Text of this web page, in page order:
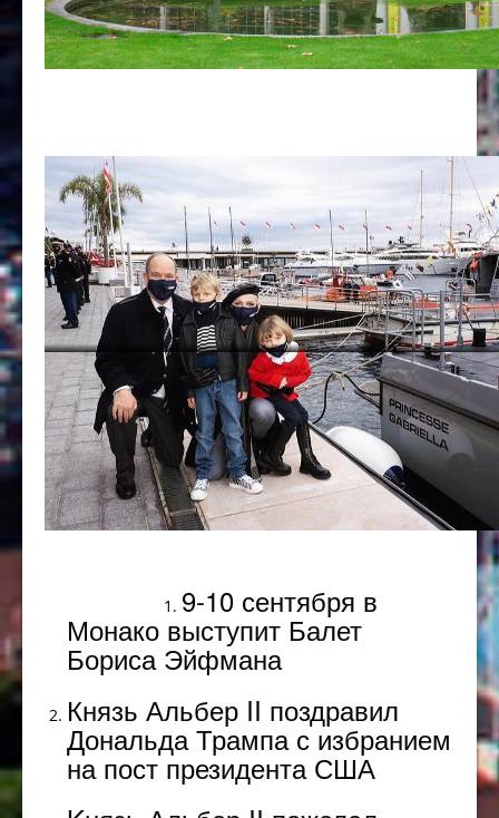
9-10 сентября в
Монако выступит Балет
Бориса Эйфмана
Князь Альбер II поздравил
Дональда Трампа с избранием
на пост президента США